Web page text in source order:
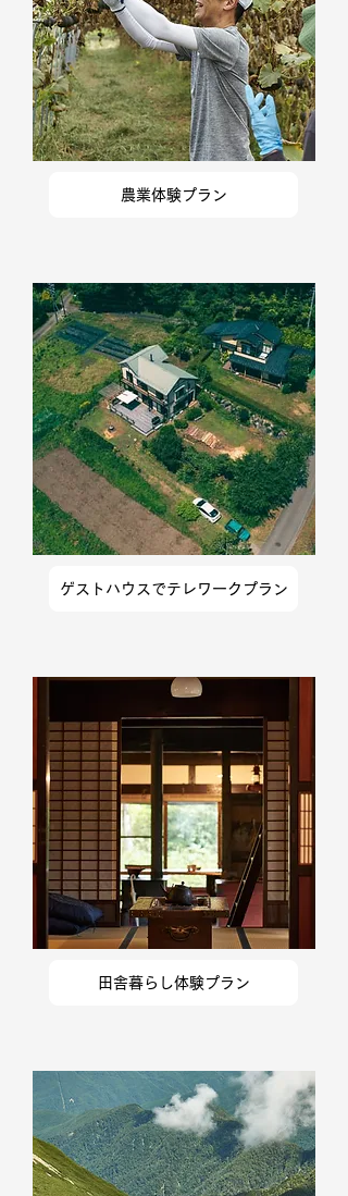
農業体験プラン
ゲストハウスでテレワークプラン
田舎暮らし体験プラン